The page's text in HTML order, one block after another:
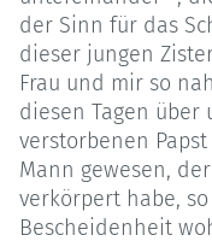
der Sinn für das
dieser jungen
Frau und mir so
diesen Tagen über
verstorbenen
Mann gewesen,
verkörpert habe,
Bescheidenheit